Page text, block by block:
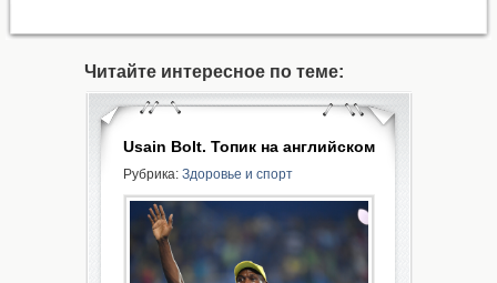
Читайте интересное по теме:
Usain Bolt. Топик на английском
Рубрика: Здоровье и спорт